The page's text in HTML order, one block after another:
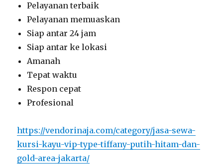
Pelayanan terbaik
Pelayanan memuaskan
Siap antar 24 jam
Siap antar ke lokasi
Amanah
Tepat waktu
Respon cepat
Profesional
https://vendorinaja.com/category/jasa-sewa-
kursi-kayu-vip-type-tiffany-putih-hitam-dan-
gold-area-jakarta/